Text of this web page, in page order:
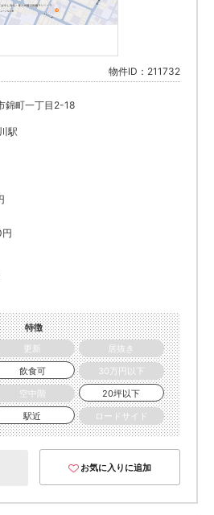
物件ID：211732
錦町一丁目2-18
駅
特徴
更新
居抜き
飲食可
30万円以下
空中階
20坪以下
駅近 ロードサイド
お気に入りに追加